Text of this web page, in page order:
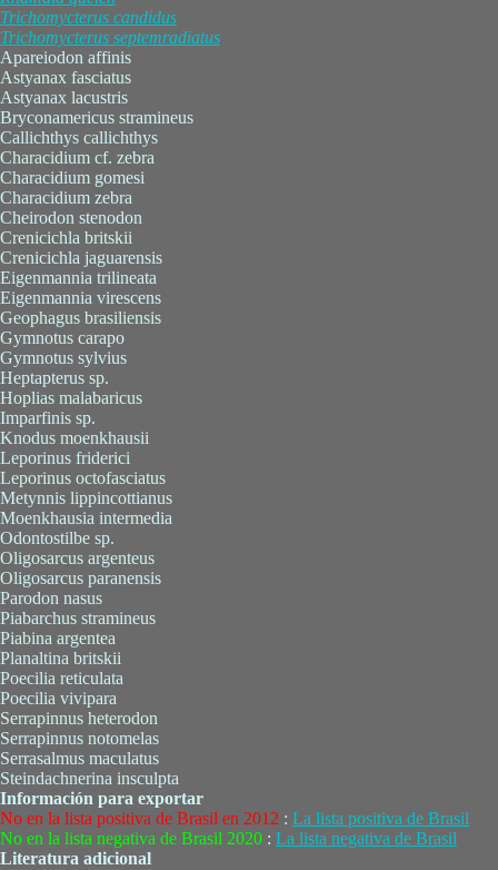
Trichomycterus candidus
Trichomycterus septemradiatus
Apareiodon affinis
Astyanax fasciatus
Astyanax lacustris
Bryconamericus stramineus
Callichthys callichthys
Characidium cf. zebra
Characidium gomesi
Characidium zebra
Cheirodon stenodon
Crenicichla britskii
Crenicichla jaguarensis
Eigenmannia trilineata
Eigenmannia virescens
Geophagus brasiliensis
Gymnotus carapo
Gymnotus sylvius
Heptapterus sp.
Hoplias malabaricus
Imparfinis sp.
Knodus moenkhausii
Leporinus friderici
Leporinus octofasciatus
Metynnis lippincottianus
Moenkhausia intermedia
Odontostilbe sp.
Oligosarcus argenteus
Oligosarcus paranensis
Parodon nasus
Piabarchus stramineus
Piabina argentea
Planaltina britskii
Poecilia reticulata
Poecilia vivipara
Serrapinnus heterodon
Serrapinnus notomelas
Serrasalmus maculatus
Steindachnerina insculpta
Información para exportar
No en la lista positiva de Brasil en 2012 : La lista positiva de Brasil
No en la lista negativa de Brasil 2020 : La lista negativa de Brasil
Literatura adicional